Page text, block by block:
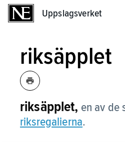
Uppslagsverket
riksäpplet
riksäpplet, en av de
riksregalierna.